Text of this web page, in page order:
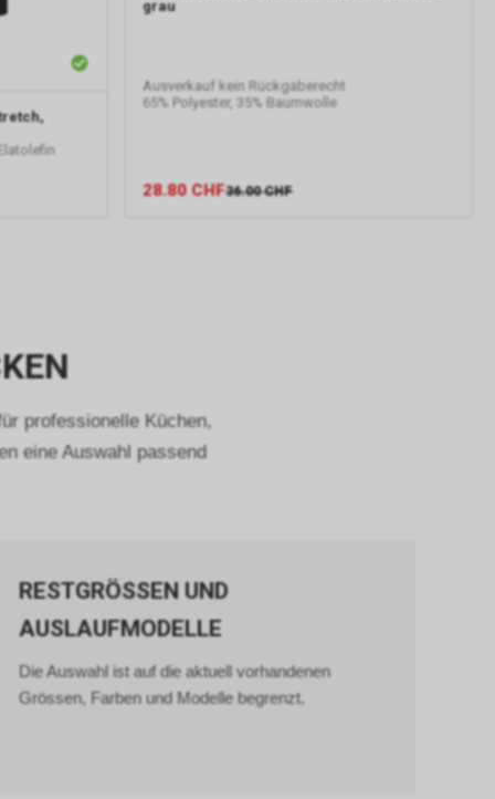
grau
Ausverkauf kein Rückgaberecht
65% Polyester, 35% Baumwolle
28.80 CHF36.00 CHF
professionelle Küchen,
eine Auswahl passend
RESTGRÖSSEN UND
AUSLAUFMODELLE
Die Auswahl ist auf die aktuell vorhandenen
Grössen, Farben und Modelle begrenzt.
AdWords
einen
Art. 6
dass
über
Sie
sich an